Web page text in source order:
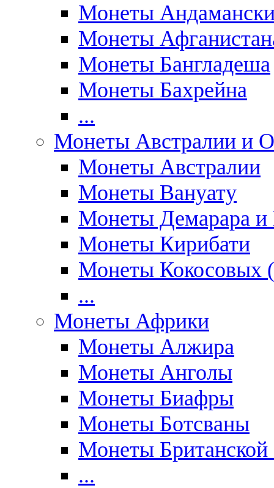
Монеты
Монеты
Монеты Бангладеша
Монеты Бахрейна
...
Монеты Австралии и
Монеты Австралии
Монеты Вануату
Монеты Демарара и
Монеты Кирибати
Монеты Кокосовых
...
Монеты Африки
Монеты Алжира
Монеты Анголы
Монеты Биафры
Монеты Ботсваны
Монеты
...